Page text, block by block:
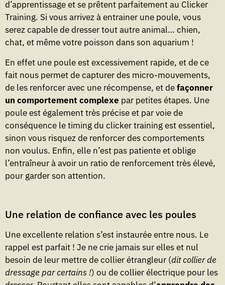
d’apprentissage et se prêtent parfaitement au Clicker
Training. Si vous arrivez à entrainer une poule, vous
serez capable de dresser tout autre animal… chien,
chat, et même votre poisson dans son aquarium !
En effet une poule est excessivement rapide, et de ce
fait nous permet de capturer des micro-mouvements,
de les renforcer avec une récompense, et defaçonner
un comportement complexe par petites étapes. Une
poule est également très précise et par voie de
conséquence le timing du clicker training est essentiel,
sinon vous risquez de renforcer des comportements
non voulus. Enfin, elle n’est pas patiente et oblige
l’entraîneur à avoir un ratio de renforcement très élevé,
pour garder son attention.
Une relation de confiance avec les poules
Une excellente relation s’est instaurée entre nous. Le
rappel est parfait ! Je ne crie jamais sur elles et nul
besoin de leur mettre de collier étrangleur (dit collier de
dressage par certains !) ou de collier électrique pour les